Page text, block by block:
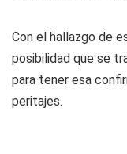
Con el hallazgo de
posibilidad que se
para tener esa
peritajes.